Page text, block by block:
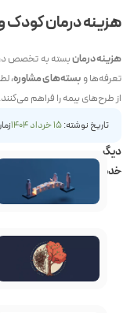
هزینه درمان کودک
هزینه درمانبسته به تخصص
تعرفه‌ها و بسته‌های مشاوره،
از طرح‌های بیمه را فراهم می‌کنند.
تاریخ نوشته:15 خرداد 1404
دیگر
خدمات